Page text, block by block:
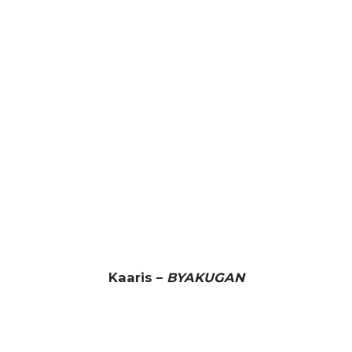
Kaaris – BYAKUGAN